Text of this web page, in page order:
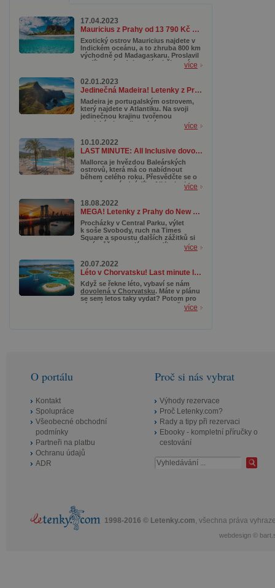
17.04.2023
Mauricius z Prahy od 13 790 Kč se zavazadlem a v top termínech
Exotický ostrov Mauricius najdete v
Indickém oceánu, a to zhruba 800 km
východně od Madagaskaru. Proslavil
se díky svým dokonalým bělostným
korálovým útesům, které lákají
potápěče z celého světa. Kromě toho
se tady ukrývají nádherné přírodní
rezervace a národní parky, kde
můžete objevovat pestrou faunu a
flóru.
více
02.01.2023
Jedinečná Madeira! Letenky z Prahy od 3 890 Kč s termíny až do října
Madeira je portugalským ostrovem,
který najdete v Atlantiku. Na svoji
jedinečnou krajinu tvořenou
tropickými rostlinami, útesy,
zahradami a samozřejmě
dechberoucími stezkami či horami
láká zejména milovníky turistiky. A
právě i díky své podobnosti
s Havajskými ostrovy je nazývána
Havají Atlantiku. Pro nás je tak mimo
jiné skvělou alternativou, když se
nám na vzdálenou a dražší Havaj
více
10.10.2022
LAST MINUTE: All Inclusive dovolená na Mallorce od 10 990 Kč
Mallorca je hvězdou Baleárských
ostrovů, která má co nabídnout
během celého roku. Přesvědčte se o
tom už za pár dní díky All Inclusive
pobytu s fantastickou cenovkou.
Čekají na vás romantické procházky
po pláži či malebná městečka. Jestli
ale dáváte přednost o něco
aktivnějšímu programu, naplánujte si
turistiku. Mallorca má nádherná
pohoří, k jejichž prozkoumávání
vám aktuální podzimní teploty přímo
více
18.08.2022
MEGA! Letenky z Prahy do New Yorku od 7 990 Kč
Procházky v Central Parku, výlet
k soše Svobody, ruch na Times
Square a spoustu dalších zážitků si
nyní můžete naplánovat díky super
Letíte z Prahy od neuvěřitelných
7 990 Kč. Moc ale neotálejte, akce
totiž platí už jen do zítřka (19. srpna
2022) nebo do vyprodání.
více
20.07.2022
Léto v Chorvatsku! Last minute letenky od 464 Kč
Když se řekne léto, vybaví se nám
dovolená v Chorvatsku. Máte v plánu
se sem letos taky vydat? Potom pro
vás máme super tip – zapomeňte na
nekonečnou a únavnou cestu autem
více
O portálu
Kontakt
Spolupráce
Všeobecné obchodní
podmínky
Partneři na platbu
Ochranu údajů
ADR
Proč si nás vybrat
Výhody rezervace
Proč Letenky.com?
Rady a tipy při rezervaci
Ebooky - kompletní příručky o
cestování
1998-2016 © Letenky.com, všechna práva
webdesign ©